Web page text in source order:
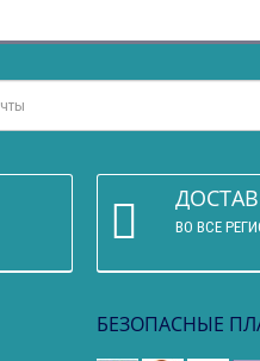
ВО ВСЕ
БЕЗОПАСНЫЕ